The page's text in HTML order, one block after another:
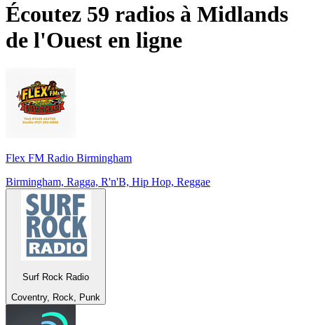
Écoutez 59 radios à Midlands
de l'Ouest en ligne
Flex FM Radio Birmingham
Birmingham, Ragga, R'n'B, Hip Hop, Reggae
Surf Rock Radio
Coventry, Rock, Punk